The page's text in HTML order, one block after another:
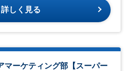
詳しく見る
マーケティング部【スーパー